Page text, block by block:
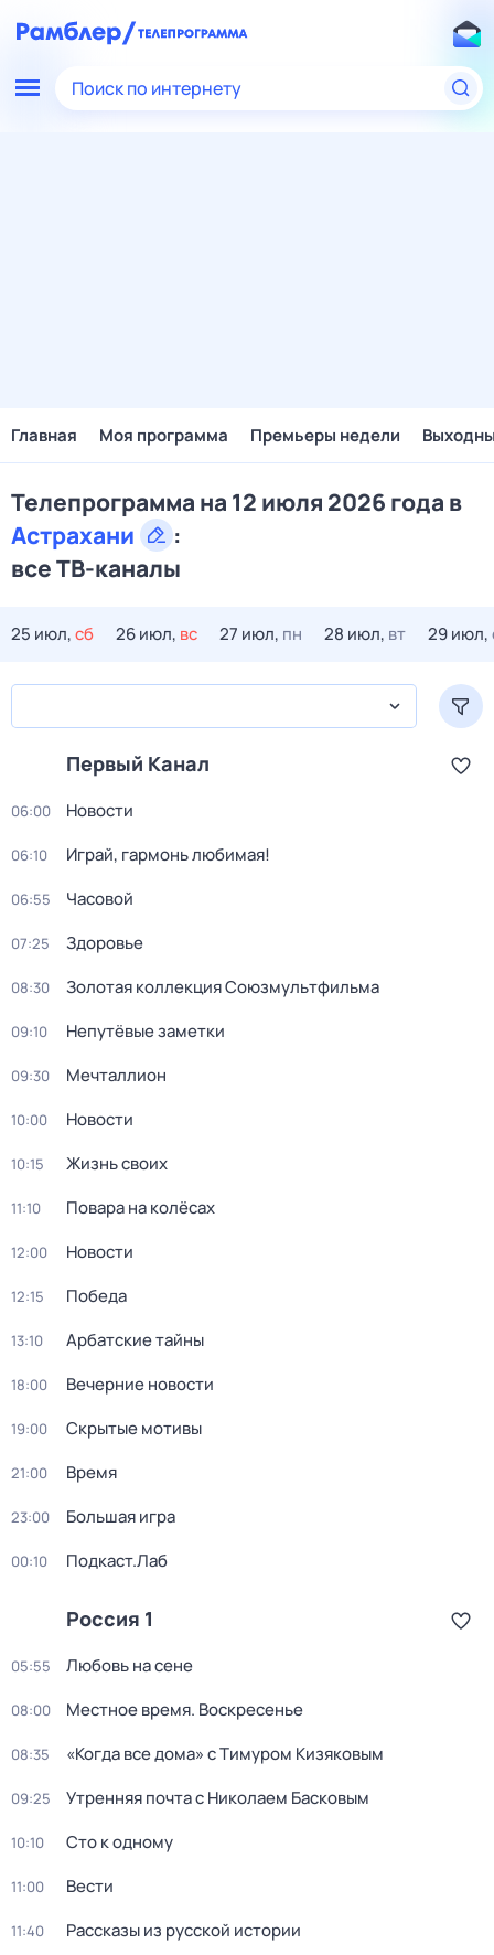
Поиск по интернету
Главная Моя программа Премьеры недели
Телепрограмма на 12 июля 2026 года в
Астрахани
:
все ТВ-каналы
25 июл,сб 26 июл, вс 27 июл, пн 28 июл, вт 29 июл,
Первый Канал
06:00 Новости
06:10 Играй, гармонь любимая!
06:55 Часовой
07:25 Здоровье
08:30 Золотая коллекция Союзмультфильма
09:10 Непутёвые заметки
09:30 Мечталлион
10:00 Новости
10:15 Жизнь своих
11:10 Повара на колёсах
12:00 Новости
12:15 Победа
13:10 Арбатские тайны
18:00 Вечерние новости
19:00 Скрытые мотивы
21:00 Время
23:00 Большая игра
00:10 Подкаст.Лаб
Россия 1
05:55 Любовь на сене
08:00 Местное время. Воскресенье
08:35 «Когда все дома» с Тимуром Кизяковым
09:25 Утренняя почта с Николаем Басковым
10:10 Сто к одному
11:00 Вести
11:40 Рассказы из русской истории